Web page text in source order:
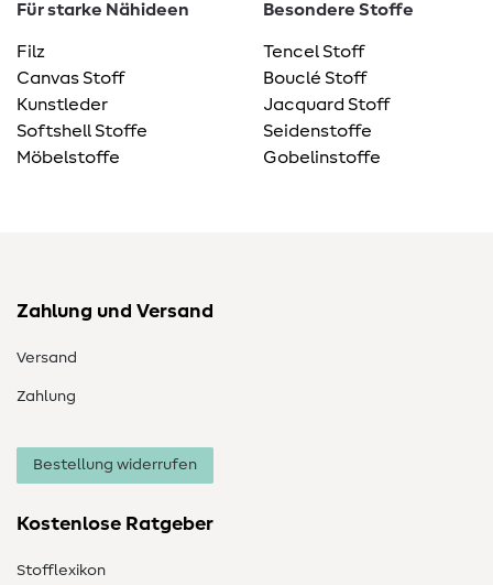
Für starke Nähideen
Filz
Canvas Stoff
Kunstleder
Softshell Stoffe
Möbelstoffe
Besondere Stoffe
Tencel Stoff
Bouclé Stoff
Jacquard Stoff
Seidenstoffe
Gobelinstoffe
Zahlung und Versand
Versand
Zahlung
Bestellung widerrufen
Kostenlose Ratgeber
Stofflexikon